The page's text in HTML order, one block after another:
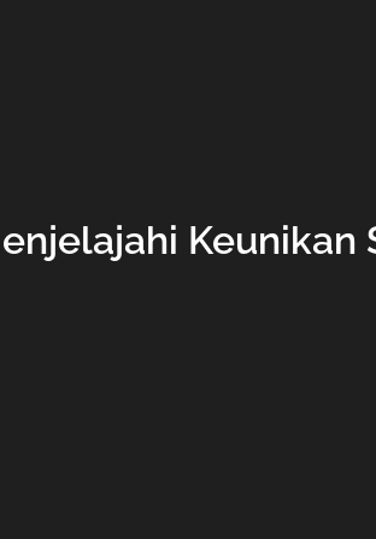
Keunikan